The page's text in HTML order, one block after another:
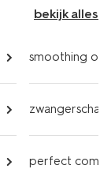
bekijk alles
smoothing
perfect